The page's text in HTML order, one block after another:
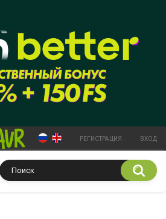
РЕГИСТРАЦИЯ ВХОД